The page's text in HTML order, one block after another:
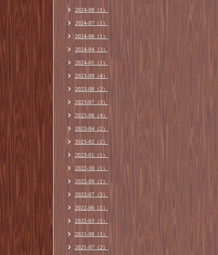
2024-08（1）
2024-07（1）
2024-06（1）
2024-04（3）
2024-01（1）
2023-09（4）
2023-08（2）
2023-07（3）
2023-06（4）
2023-04（2）
2023-02（2）
2023-01（1）
2022-10（1）
2022-09（1）
2022-07（5）
2022-06（1）
2022-03（1）
2021-08（1）
2021-07（2）